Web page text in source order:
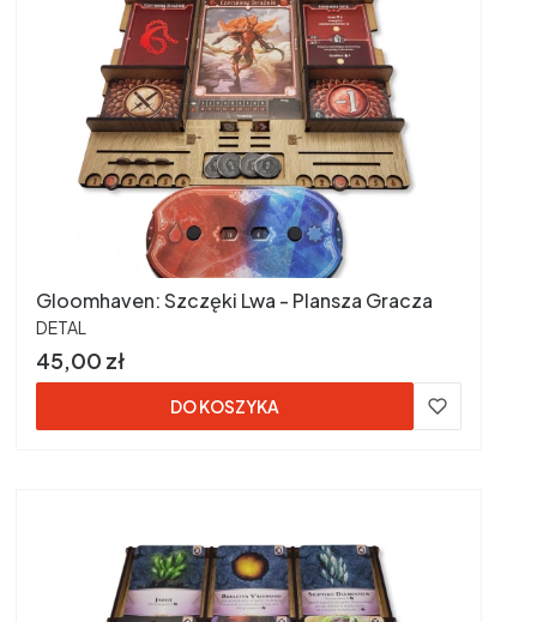
Gloomhaven: Szczęki Lwa - Plansza Gracza
PRODUCENT
DETAL
Cena
45,00 zł
DO KOSZYKA